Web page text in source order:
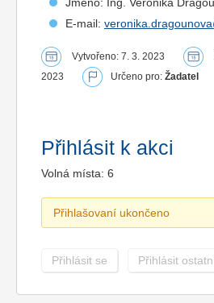
E-mail:
Vytvořeno: 7. 3. 2023
2023
Určeno pro: Žadatel
Přihlásit k akci
Volná místa: 6
Přihlašovaní ukončeno
Přihlásit se Přihlásit